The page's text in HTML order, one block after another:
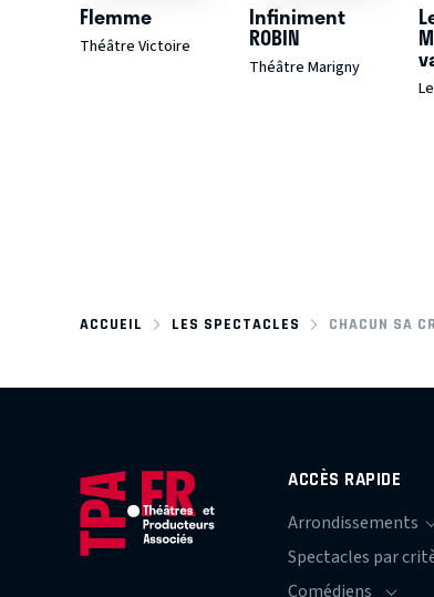
Flemme
Théâtre Victoire
Infiniment
ROBIN
Théâtre Marigny
ACCUEIL LES SPECTACLES CHACUN SA
ACCÈS RAPIDE